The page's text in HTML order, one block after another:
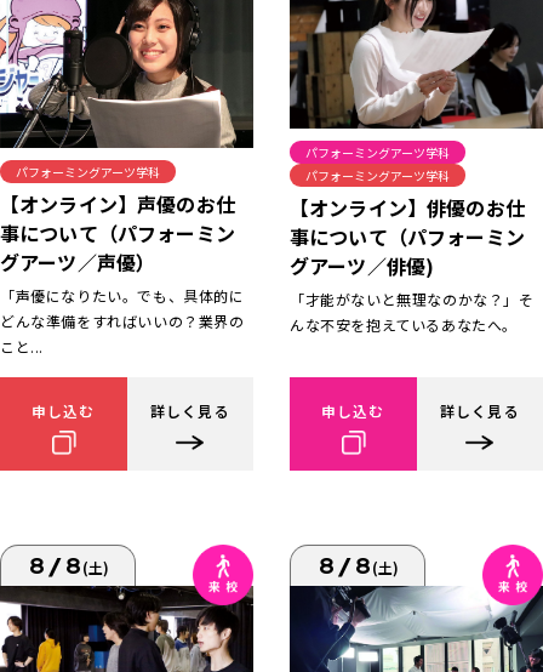
パフォーミングアーツ学科
【オンライン】声優のお仕
事について（パフォーミン
グアーツ／声優）
「声優になりたい。でも、具体的に
どんな準備をすればいいの？業界の
こと...
申し込む 詳しく見る
パフォーミングアーツ学科
パフォーミングアーツ学科
【オンライン】俳優のお仕
事について（パフォーミン
グアーツ／俳優)
「才能がないと無理なのかな？」そ
んな不安を抱えているあなたへ。
申し込む 詳しく見る
8/8(土) 8/8(土)